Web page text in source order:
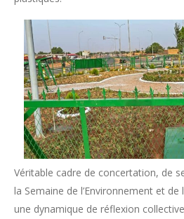
Véritable cadre de concertation, de
la Semaine de l’Environnement et de
une dynamique de réflexion